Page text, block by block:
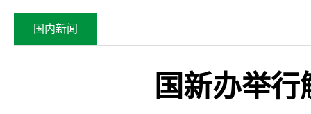
国内新闻
国新办举